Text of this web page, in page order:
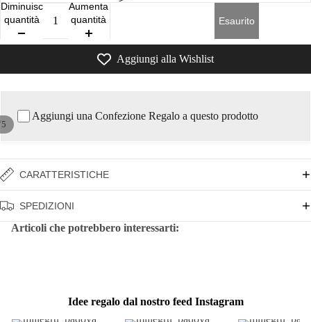
5
Diminuisci
quantità
Aumenta
quantità
Esaurito
Aggiungi alla Wishlist
Aggiungi una Confezione Regalo a questo prodotto
CARATTERISTICHE
SPEDIZIONI
Articoli che potrebbero interessarti:
Idee regalo dal nostro feed Instagram